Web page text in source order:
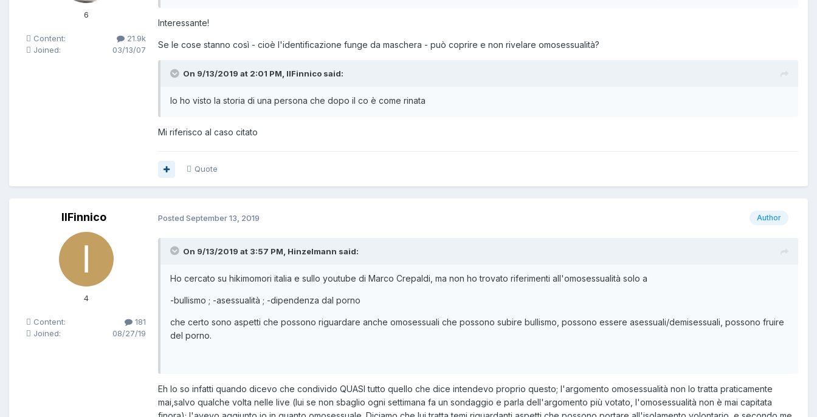
6
Content:
21.9k
Joined:
03/13/07
Interessante!
Se le cose stanno così - cioè l'identificazione funge da maschera - può coprire e non rivelare omosessualità?
On 9/13/2019 at 2:01 PM, IlFinnico said:
Io ho visto la storia di una persona che dopo il co è come rinata
Mi riferisco al caso citato
Quote
IlFinnico
4
Content:
181
Joined:
08/27/19
Author
Posted September 13, 2019
On 9/13/2019 at 3:57 PM, Hinzelmann said:
Ho cercato su hikimomori italia e sullo youtube di Marco Crepaldi, ma non ho trovato riferimenti all'omosessualità solo a
-bullismo ; -asessualità ; -dipendenza dal porno
che certo sono aspetti che possono riguardare anche omosessuali che possono subire bullismo, possono essere asessuali/demisessuali, possono fruire
del porno.
Eh lo so infatti quando dicevo che condivido QUASI tutto quello che dice intendevo proprio questo; l'argomento omosessualità non lo tratta praticamente
mai,salvo qualche volta nelle live (lui se non sbaglio ogni settimana fa un sondaggio e parla dell'argomento più votato, l'omosessualità non è mai capitata